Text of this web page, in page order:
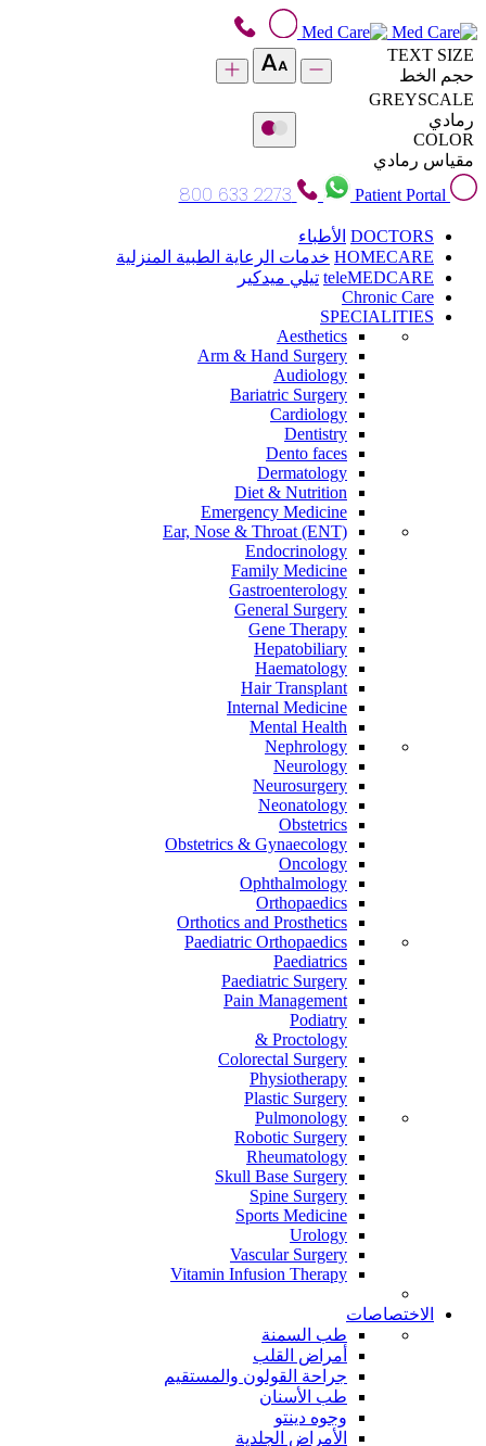
TEXT SIZE
حجم الخط
GREYSCALE
رمادي
COLOR
مقياس رمادي
Patient Portal
800 633 2273
DOCTORS الأطباء
HOMECARE خدمات الرعاية الطبية المنزلية
teleMEDCARE تيلي ميدكير
Chronic Care
SPECIALITIES
Aesthetics
Arm & Hand Surgery
Audiology
Bariatric Surgery
Cardiology
Dentistry
Dento faces
Dermatology
Diet & Nutrition
Emergency Medicine
Ear, Nose & Throat (ENT)
Endocrinology
Family Medicine
Gastroenterology
General Surgery
Gene Therapy
Hepatobiliary
Haematology
Hair Transplant
Internal Medicine
Mental Health
Nephrology
Neurology
Neurosurgery
Neonatology
Obstetrics
Obstetrics & Gynaecology
Oncology
Ophthalmology
Orthopaedics
Orthotics and Prosthetics
Paediatric Orthopaedics
Paediatrics
Paediatric Surgery
Pain Management
Podiatry
Proctology &
Colorectal Surgery
Physiotherapy
Plastic Surgery
Pulmonology
Robotic Surgery
Rheumatology
Skull Base Surgery
Spine Surgery
Sports Medicine
Urology
Vascular Surgery
Vitamin Infusion Therapy
الاختصاصات
طب السمنة
أمراض القلب
جراحة القولون والمستقيم
طب الأسنان
وجوه دينتو
الأمراض الجلدية